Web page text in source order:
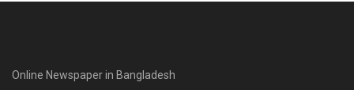
Online Newspaper in Bangladesh